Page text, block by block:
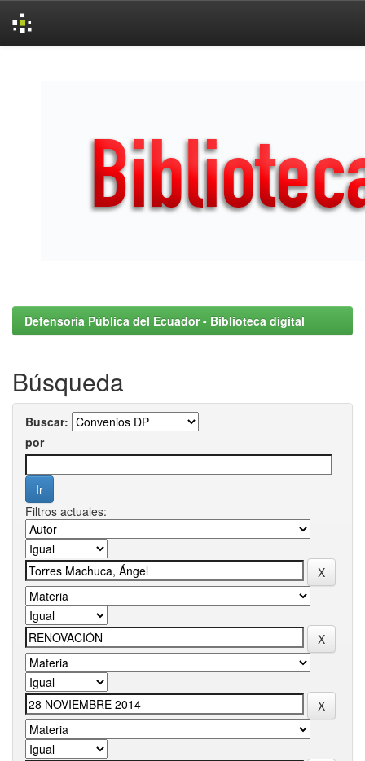
Defensoría Pública del Ecuador - Biblioteca digital
Búsqueda
Buscar:
por
Filtros actuales: